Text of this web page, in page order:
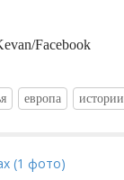
Facebook
европа истории
(1 фото)